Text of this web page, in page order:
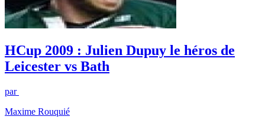
HCup 2009 : Julien Dupuy le héros de
Leicester vs Bath
par
Maxime Rouquié